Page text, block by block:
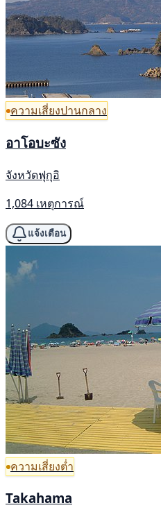
ความเสี่ยงปานกลาง
อาโอบะซัง
จังหวัดฟุกุอิ
1,084 เหตุการณ์
แจ้งเตือน
ความเสี่ยงต่ำ
Takahama